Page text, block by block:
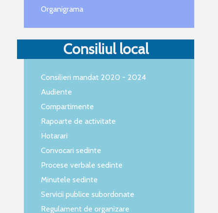
Organigrama
Consiliul local
Consilieri mandat 2020 - 2024
Audiente
Compartimente
Rapoarte de activitate
Hotarari
Convocari sedinte
Procese verbale sedinte
Minutele sedinte
Servicii publice subordonate
Regulament de organizare